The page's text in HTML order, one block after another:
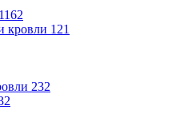
1162
кровли 121
232